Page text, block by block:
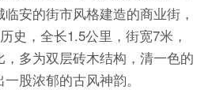
安的街市风格建造的商业街，
史，全长1.5公里，街宽7米，
多为双层砖木结构，清一色的
股浓郁的古风神韵。